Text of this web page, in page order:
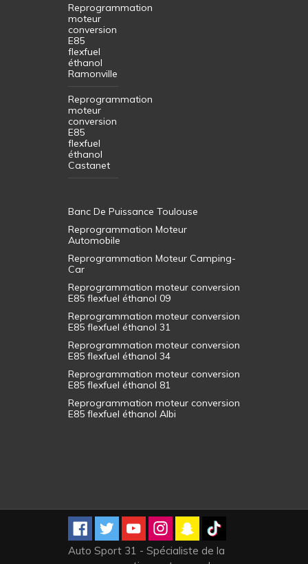
Reprogrammation
moteur
conversion
E85
flexfuel
éthanol
Ramonville
Reprogrammation
moteur
conversion
E85
flexfuel
éthanol
Castanet
Banc De Puissance Toulouse
Reprogrammation Moteur
Automobile
Reprogrammation Moteur Camping-
Car
Reprogrammation moteur conversion
E85 flexfuel éthanol 09
Reprogrammation moteur conversion
E85 flexfuel éthanol 31
Reprogrammation moteur conversion
E85 flexfuel éthanol 34
Reprogrammation moteur conversion
E85 flexfuel éthanol 81
Reprogrammation moteur conversion
E85 flexfuel éthanol Albi
Auto Sport 31 - Spécialiste de la